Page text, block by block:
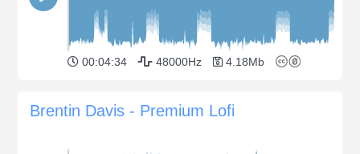
00:04:34 48000Hz 4.18Mb
Brentin Davis - Premium Lofi